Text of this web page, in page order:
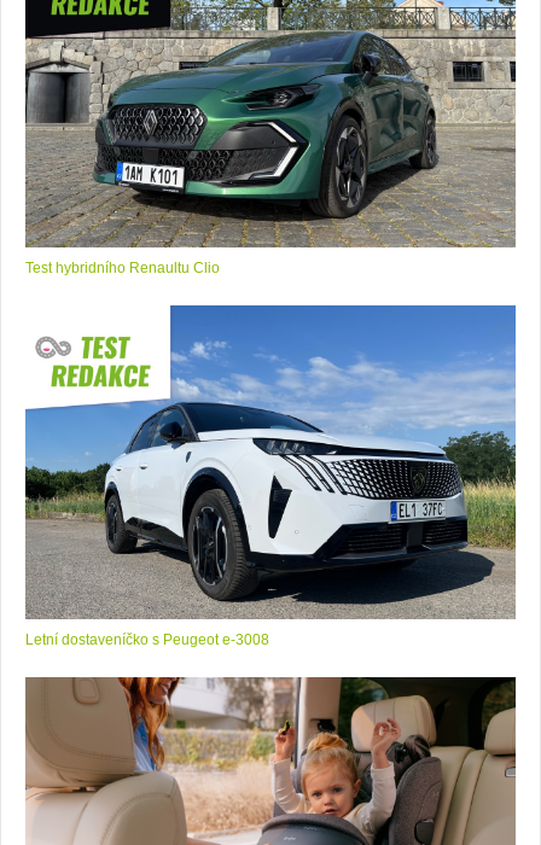
Test hybridního Renaultu Clio
Letní dostaveníčko s Peugeot e-3008